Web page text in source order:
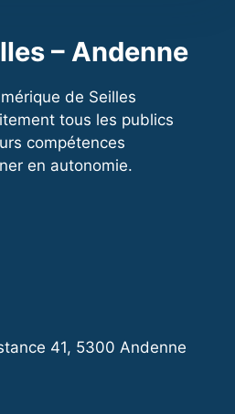
– Andenne
de Seilles
tous les publics
compétences
en autonomie.
41, 5300 Andenne